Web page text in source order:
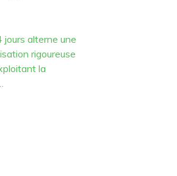
jours alterne une
rigoureuse
la